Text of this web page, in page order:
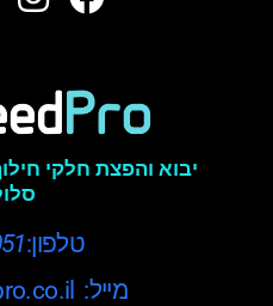
יבוא והפצת חלקי
טלפון:0
מייל: info@speed-pro.co.il